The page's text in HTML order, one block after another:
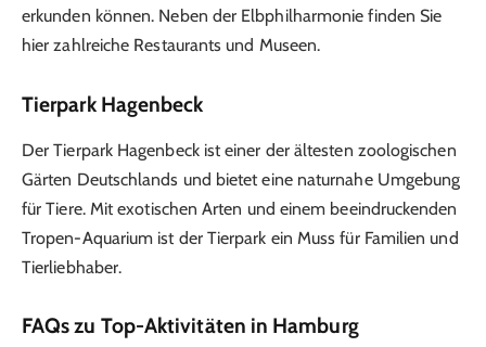
erkunden können. Neben der Elbphilharmonie finden Sie
hier zahlreiche Restaurants und Museen.
Tierpark Hagenbeck
Der Tierpark Hagenbeck ist einer der ältesten zoologischen
Gärten Deutschlands und bietet eine naturnahe Umgebung
für Tiere. Mit exotischen Arten und einem beeindruckenden
Tropen-Aquarium ist der Tierpark ein Muss für Familien und
Tierliebhaber.
FAQs zu Top-Aktivitäten in Hamburg